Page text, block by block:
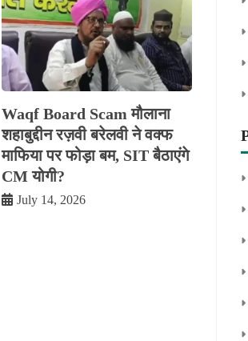
Waqf Board Scam मौलाना
शहाबुद्दीन रज़वी बरेलवी ने वक्फ
माफिया पर फोड़ा बम, SIT बैठाएंगे
CM योगी?
July 14, 2026